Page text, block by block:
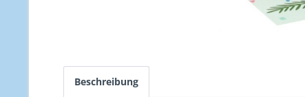
Beschreibung